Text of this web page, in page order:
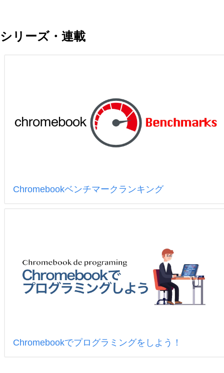
シリーズ・連載
Chromebookベンチマークランキング
Chromebookでプログラミングをしよう！